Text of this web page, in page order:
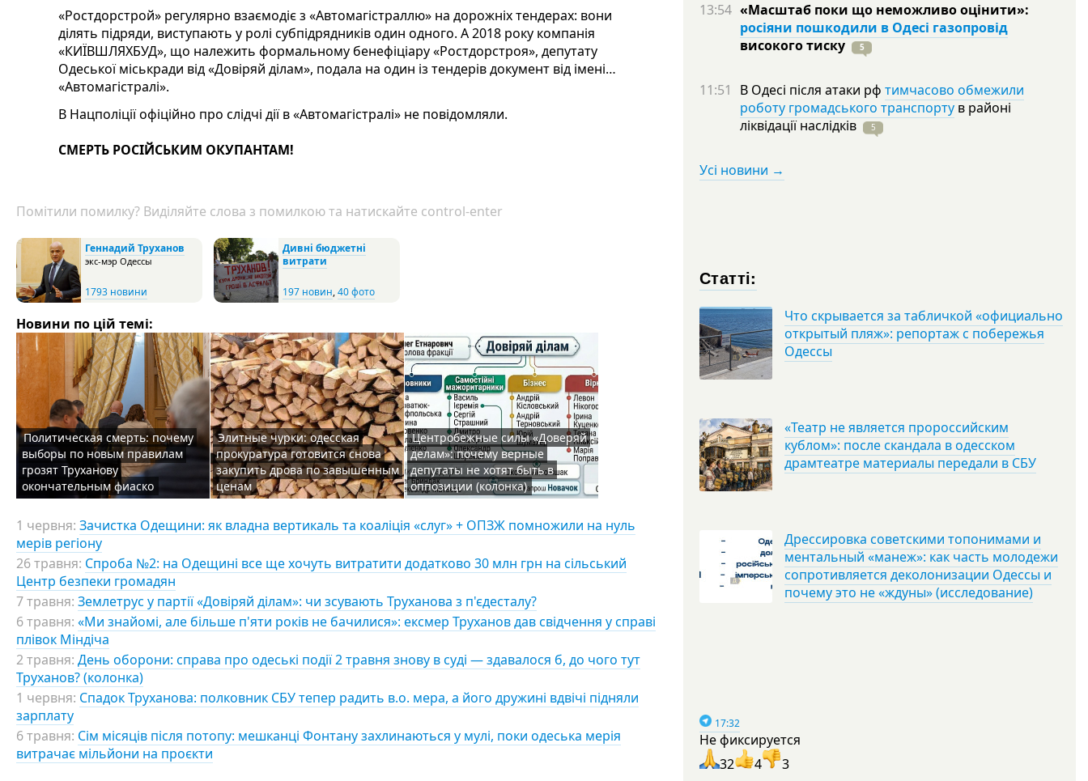
«Ростдорстрой» регулярно взаємодіє з «Автомагістраллю» на дорожніх тендерах: вони
ділять підряди, виступають у ролі субпідрядників один одного. А 2018 року компанія
«КИЇВШЛЯХБУД», що належить формальному бенефіціару «Ростдорстроя», депутату
Одеської міськради від «Довіряй ділам», подала на один із тендерів документ від імені…
«Автомагістралі».
В Нацполіції офіційно про слідчі дії в «Автомагістралі» не повідомляли.
СМЕРТЬ РОСІЙСЬКИМ ОКУПАНТАМ!
Помітили помилку? Виділяйте слова з помилкою та натискайте control-enter
Геннадий Труханов
экс-мэр Одессы
1793 новини
Дивні бюджетні
витрати
197 новин,40 фото
Новини по цій темі:
Политическая смерть: почему
выборы по новым правилам
грозят Труханову
окончательным фиаско
Элитные чурки: одесская
прокуратура готовится снова
закупить дрова по завышенным
ценам
Центробежные силы «Доверяй
делам»: почему верные
депутаты не хотят быть в
оппозиции (колонка)
1 червня: Зачистка Одещини: як владна вертикаль та коаліція «слуг» + ОПЗЖ помножили на нуль
мерів регіону
26 травня: Спроба №2: на Одещині все ще хочуть витратити додатково 30 млн грн на сільський
Центр безпеки громадян
7 травня: Землетрус у партії «Довіряй ділам»: чи зсувають Труханова з п'єдесталу?
6 травня: «Ми знайомі, але більше п'яти років не бачилися»: ексмер Труханов дав свідчення у справі
плівок Міндіча
2 травня: День оборони: справа про одеські події 2 травня знову в суді — здавалося б, до чого тут
Труханов? (колонка)
1 червня: Спадок Труханова: полковник СБУ тепер радить в.о. мера, а його дружині вдвічі підняли
зарплату
6 травня: Сім місяців після потопу: мешканці Фонтану захлинаються у мулі, поки одеська мерія
витрачає мільйони на проєкти
13:54 «Масштаб поки що неможливо оцінити»:
росіяни пошкодили в Одесі газопровід
високоготиску 5
11:51 В Одесі після атаки рф тимчасово обмежили
роботу громадського транспорту в районі
ліквідаціїнаслідків 5
Усі новини →
Статті:
Что скрывается за табличкой «официально
открытый пляж»: репортаж с побережья
Одессы
«Театр не является пророссийским
кублом»: после скандала в одесском
драмтеатре материалы передали в СБУ
Дрессировка советскими топонимами и
ментальный «манеж»: как часть молодежи
сопротивляется деколонизации Одессы и
почему это не «ждуны» (исследование)
17:32
Не фиксируется
32
4 3